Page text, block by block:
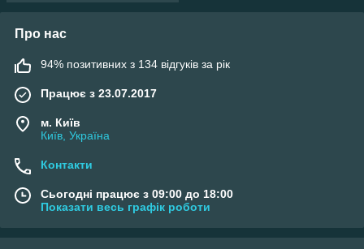
Про нас
94% позитивних з 134 відгуків за рік
Працює з 23.07.2017
м. Київ
Київ, Україна
Контакти
Сьогодні працює з 09:00 до 18:00
Показати весь графік роботи